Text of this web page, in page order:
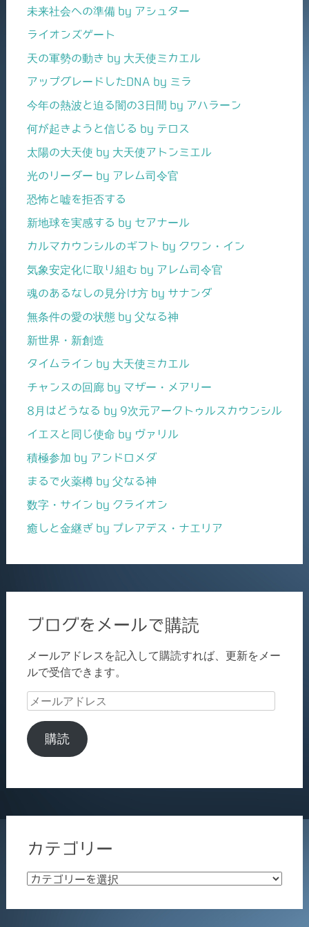
未来社会への準備 by アシュター
ライオンズゲート
天の軍勢の動き by 大天使ミカエル
アップグレードしたDNA by ミラ
今年の熱波と迫る闇の3日間 by アハラーン
何が起きようと信じる by テロス
太陽の大天使 by 大天使アトンミエル
光のリーダー by アレム司令官
恐怖と嘘を拒否する
新地球を実感する by セアナール
カルマカウンシルのギフト by クワン・イン
気象安定化に取り組む by アレム司令官
魂のあるなしの見分け方 by サナンダ
無条件の愛の状態 by 父なる神
新世界・新創造
タイムライン by 大天使ミカエル
チャンスの回廊 by マザー・メアリー
8月はどうなる by 9次元アークトゥルスカウンシル
イエスと同じ使命 by ヴァリル
積極参加 by アンドロメダ
まるで火薬樽 by 父なる神
数字・サイン by クライオン
癒しと金継ぎ by プレアデス・ナエリア
ブログをメールで購読
メールアドレスを記入して購読すれば、更新をメー
ルで受信できます。
メ
ル
ア
購読
カテゴリー
カ
ゴ